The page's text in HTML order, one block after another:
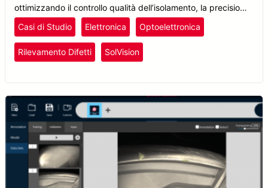
ottimizzando il controllo qualità dell’isolamento, la precisione
dell’ispezione e l’efficienza produttiva nella produzione di fili
e cavi.
Casi di Studio Elettronica Optoelettronica
Rilevamento Difetti SolVision